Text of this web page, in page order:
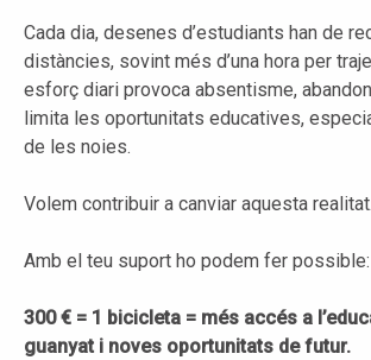
Cada dia, desenes d’estudiants han de
distàncies, sovint més d’una hora per
esforç diari provoca absentisme,
limita les oportunitats educatives,
de les noies.
Volem contribuir a canviar aquesta realitat.
Amb el teu suport ho podem fer possible:
300 € = 1 bicicleta = més accés a
guanyat i noves oportunitats de futur.